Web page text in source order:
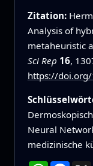
Zitation:
Analysis of
metaheuristic
Sci Rep 16,
https://
Neural
medizinische